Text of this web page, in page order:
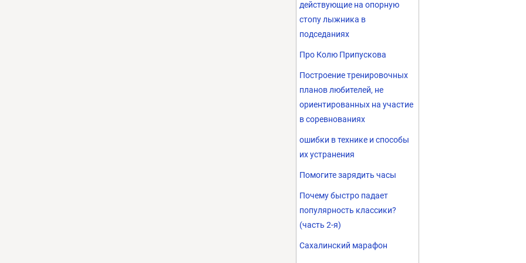
действующие на опорную
стопу лыжника в
подседаниях
Про Колю Припускова
Построение тренировочных
планов любителей, не
ориентированных на участие
в соревнованиях
ошибки в технике и способы
их устранения
Помогите зарядить часы
Почему быстро падает
популярность классики?
(часть 2-я)
Сахалинский марафон